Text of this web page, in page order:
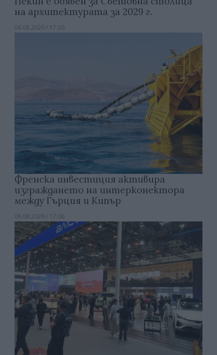
на архитектурата за 2029 г.
06.08.2026 / 17:30
Френска инвестиция активира
изграждането на интерконектора
между Гърция и Кипър
06.08.2026 / 17:06